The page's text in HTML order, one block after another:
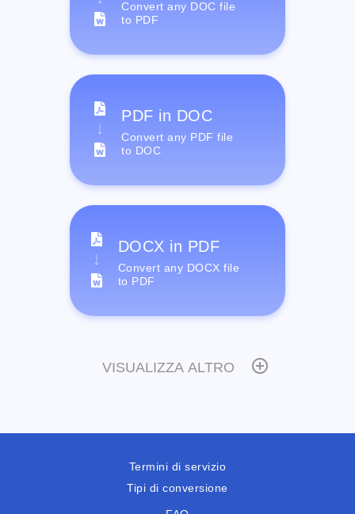
Convert any DOC file
to PDF
PDF in DOC
Convert any PDF file
to DOC
DOCX in PDF
Convert any DOCX file
to PDF
VISUALIZZA ALTRO
Termini di servizio
Tipi di conversione